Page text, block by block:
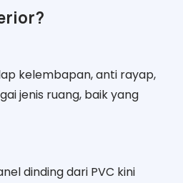
kelembapan, anti rayap,
jenis ruang, baik yang
dinding dari PVC kini